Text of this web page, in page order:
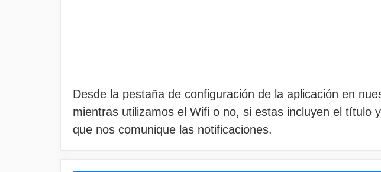
Desde la pestaña de configuración de la aplicación en
mientras utilizamos el Wifi o no, si estas incluyen el título
que nos comunique las notificaciones.